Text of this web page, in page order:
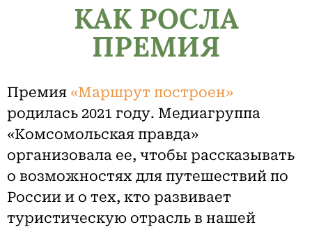
КАК РОСЛА
ПРЕМИЯ
Премия «Маршрут построен»
родилась 2021 году. Медиагруппа
«Комсомольская правда»
организовала ее, чтобы рассказывать
о возможностях для путешествий по
России и о тех, кто развивает
туристическую отрасль в нашей